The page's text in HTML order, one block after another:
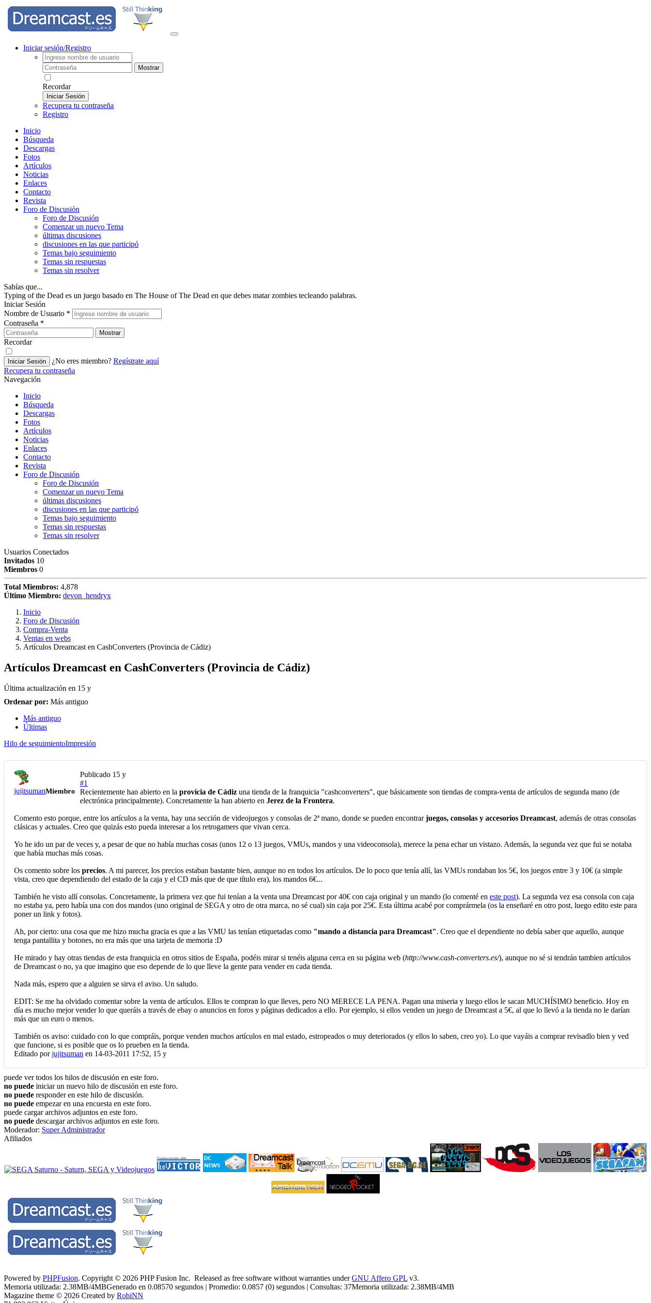
Iniciar sesión/Registro
Mostrar
Recordar
Iniciar Sesión
Recupera tu contraseña
Registro
Inicio
Búsqueda
Descargas
Fotos
Artículos
Noticias
Enlaces
Contacto
Revista
Foro de Discusión
Foro de Discusión
Comenzar un nuevo Tema
últimas discusiones
discusiones en las que participó
Temas bajo seguimiento
Temas sin respuestas
Temas sin resolver
Sabías que...
Typing of the Dead es un juego basado en The House of The Dead en que debes matar zombies tecleando palabras.
Iniciar Sesión
Nombre de Usuario *
Contraseña *
Mostrar
Recordar
Iniciar Sesión ¿No eres miembro? Regístrate aquí
Recupera tu contraseña
Navegación
Inicio
Búsqueda
Descargas
Fotos
Artículos
Noticias
Enlaces
Contacto
Revista
Foro de Discusión
Foro de Discusión
Comenzar un nuevo Tema
últimas discusiones
discusiones en las que participó
Temas bajo seguimiento
Temas sin respuestas
Temas sin resolver
Usuarios Conectados
Invitados 10
Miembros 0
Total Miembros: 4,878
Último Miembro: devon_hendryx
Inicio
Foro de Discusión
Compra-Venta
Ventas en webs
Artículos Dreamcast en CashConverters (Provincia de Cádiz)
Artículos Dreamcast en CashConverters (Provincia de Cádiz)
Última actualización en 15 y
Ordenar por: Más antiguo
Más antiguo
Últimas
Hilo de seguimientoImpresión
jujitsumanMiembro
Publicado 15 y
#1
Recientemente han abierto en la provicia de Cádiz una tienda de la franquicia "cashconverters", que básicamente son tiendas de compra-venta de artículos de segunda mano (de
electrónica principalmente). Concretamente la han abierto en Jerez de la Frontera.
Comento esto porque, entre los artículos a la venta, hay una sección de videojuegos y consolas de 2ª mano, donde se pueden encontrarjuegos, consolas y accesorios Dreamcast, además de otras consolas
clásicas y actuales. Creo que quizás esto pueda interesar a los retrogamers que vivan cerca.
Yo he ido un par de veces y, a pesar de que no había muchas cosas (unos 12 o 13 juegos, VMUs, mandos y una videoconsola), merece la pena echar un vistazo. Además, la segunda vez que fui se notaba
que había muchas más cosas.
Os comento sobre los precios. A mi parecer, los precios estaban bastante bien, aunque no en todos los artículos. De lo poco que tenía allí, las VMUs rondaban los 5€, los juegos entre 3 y 10€ (a simple
vista, creo que dependiendo del estado de la caja y el CD más que de que título era), los mandos 6€...
También he visto allí consolas. Concretamente, la primera vez que fui tenían a la venta una Dreamcast por 40€ con caja original y un mando (lo comenté en este post). La segunda vez esa consola con caja
no estaba ya, pero había una con dos mandos (uno original de SEGA y otro de otra marca, no sé cual) sin caja por 25€. Esta última acabé por comprármela (os la enseñaré en otro post, luego edito este para
poner un link y fotos).
Ah, por cierto: una cosa que me hizo mucha gracia es que a las VMU las tenían etiquetadas como "mando a distancia para Dreamcast". Creo que el dependiente no debía saber que aquello, aunque
tenga pantallita y botones, no era más que una tarjeta de memoria :D
He mirado y hay otras tiendas de esta franquicia en otros sitios de España, podéis mirar si tenéis alguna cerca en su página web (http://www.cash-converters.es/), aunque no sé si tendrán tambien artículos
de Dreamcast o no, ya que imagino que eso depende de lo que lleve la gente para vender en cada tienda.
Nada más, espero que a alguien se sirva el aviso. Un saludo.
EDIT: Se me ha olvidado comentar sobre la venta de artículos. Ellos te compran lo que lleves, pero NO MERECE LA PENA. Pagan una miseria y luego ellos le sacan MUCHÍSIMO beneficio. Hoy en
día es mucho mejor vender lo que queráis a través de ebay o anuncios en foros y páginas dedicados a ello. Por ejemplo, si ellos venden un juego de Dreamcast a 5€, al que lo llevó a la tienda no le darían
más que un euro o menos.
También os aviso: cuidado con lo que compráis, porque venden muchos artículos en mal estado, estropeados o muy deteriorados (y ellos lo saben, creo yo). Lo que vayáis a comprar revisadlo bien y ved
que funcione, si es posible que os lo prueben en la tienda.
Editado porjujitsuman en 14-03-2011 17:52, 15 y
puede ver todos los hilos de discusión en este foro.
no puede iniciar un nuevo hilo de discusión en este foro.
no puede responder en este hilo de discusión.
no puede empezar en una encuesta en este foro.
puede cargar archivos adjuntos en este foro.
no puede descargar archivos adjuntos en este foro.
Moderador: Super Administrador
Afiliados
Powered by PHPFusion. Copyright © 2026 PHP Fusion Inc. Released as free software without warranties underGNU Affero GPL v3.
Memoria utilizada: 2.38MB/4MBGenerado en 0.08570 segundos | Promedio: 0.0857 (0) segundos | Consultas: 37Memoria utilizada: 2.38MB/4MB
Magazine theme © 2026 Created by RobiNN